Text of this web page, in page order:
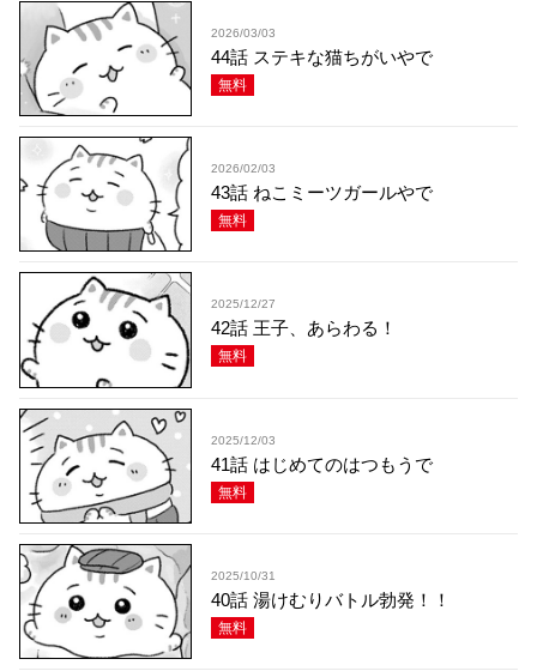
2026/03/03
44話 ステキな猫ちがいやで
無料
2026/02/03
43話 ねこミーツガールやで
無料
2025/12/27
42話 王子、あらわる！
無料
2025/12/03
41話 はじめてのはつもうで
無料
2025/10/31
40話 湯けむりバトル勃発！！
無料